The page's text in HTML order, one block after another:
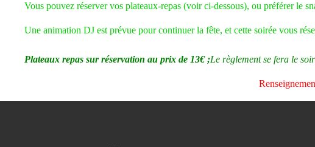
Vous pouvez réserver vos plateaux-repas (voir ci-dessous), ou préférer le
Une animation DJ est prévue pour continuer la fête, et cette soirée vous
Plateaux repas sur réservation au prix de 13€ ;Le règlement se fera le